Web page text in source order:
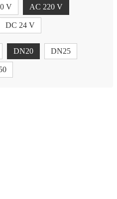
V AC 220 V
DC 24 V
DN20 DN25